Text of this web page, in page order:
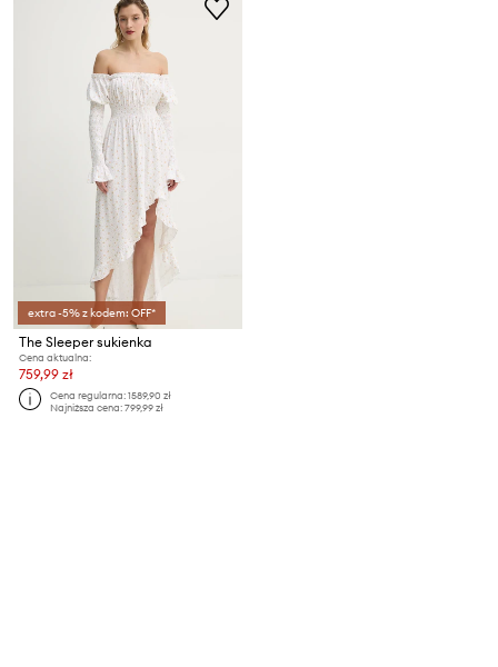
extra -5% z kodem: OFF*
The Sleeper sukienka
Cena aktualna:
759,99 zł
Cena regularna:1589,90 zł
Najniższa cena:799,99 zł